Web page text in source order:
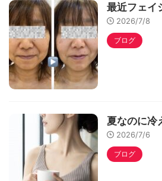
最近フェイ
2026/7/8
ブログ
夏なのに冷
2026/7/6
ブログ